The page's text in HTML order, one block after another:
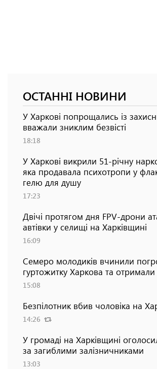
ОСТАННІ НОВИНИ
У Харкові попрощались із
вважали зниклим безвісті
18:18
У Харкові викрили 51-річну
яка продавала психотропи у
гелю для душу
17:23
Двічі протягом дня FPV-дрони
автівки у селищі на Харківщині
16:09
Семеро молодиків вчинили
гуртожитку Харкова та отримали
15:08
Безпілотник вбив чоловіка на
14:26
У громаді на Харківщині
за загиблими залізничниками
13:03